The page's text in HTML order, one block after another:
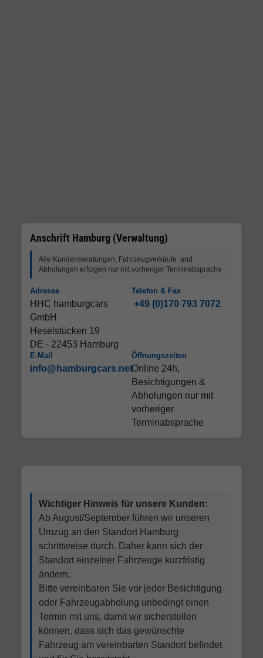
Anschrift Hamburg (Verwaltung)
Alle Kundenberatungen, Fahrzeugverkäufe und
Abholungen erfolgen nur mit vorheriger Terminabsprache
Adresse
HHC hamburgcars
GmbH
Heselstücken 19
DE - 22453 Hamburg
Telefon & Fax
+49 (0)170 793 7072
E-Mail
info@hamburgcars.net
Öffnungszeiten
Online 24h,
Besichtigungen &
Abholungen nur mit
vorheriger
Terminabsprache
Wichtiger Hinweis für unsere Kunden:
Ab August/September führen wir unseren
Umzug an den Standort Hamburg
schrittweise durch. Daher kann sich der
Standort einzelner Fahrzeuge kurzfristig
ändern.
Bitte vereinbaren Sie vor jeder Besichtigung
oder Fahrzeugabholung unbedingt einen
Termin mit uns, damit wir sicherstellen
können, dass sich das gewünschte
Fahrzeug am vereinbarten Standort befindet